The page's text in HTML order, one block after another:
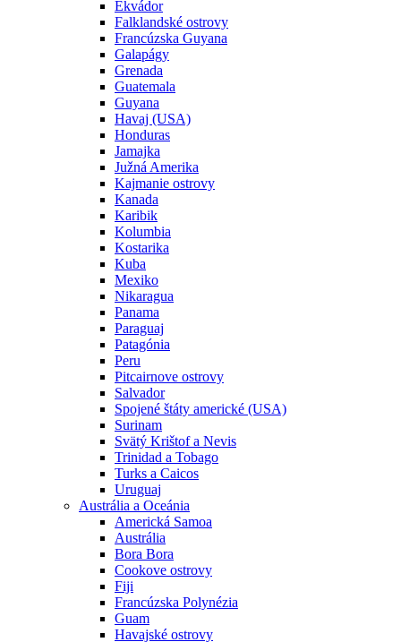
Ekvádor
Falklandské ostrovy
Francúzska Guyana
Galapágy
Grenada
Guatemala
Guyana
Havaj (USA)
Honduras
Jamajka
Južná Amerika
Kajmanie ostrovy
Kanada
Karibik
Kolumbia
Kostarika
Kuba
Mexiko
Nikaragua
Panama
Paraguaj
Patagónia
Peru
Pitcairnove ostrovy
Salvador
Spojené štáty americké (USA)
Surinam
Svätý Krištof a Nevis
Trinidad a Tobago
Turks a Caicos
Uruguaj
Austrália a Oceánia
Americká Samoa
Austrália
Bora Bora
Cookove ostrovy
Fiji
Francúzska Polynézia
Guam
Havajské ostrovy